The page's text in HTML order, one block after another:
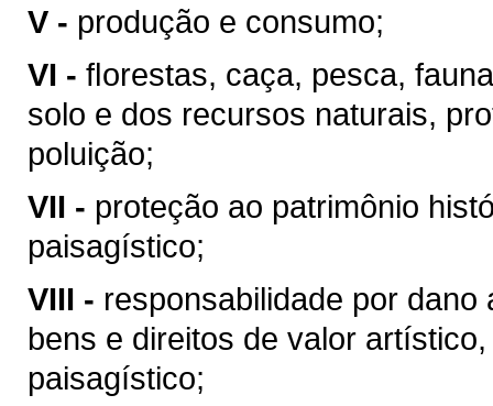
V - produção e consumo;
VI - ﬂorestas, caça, pesca,
solo e dos recursos naturais,
poluição;
VII - proteção ao patrimônio
paisagístico;
VIII - responsabilidade por
bens e direitos de valor
paisagístico;